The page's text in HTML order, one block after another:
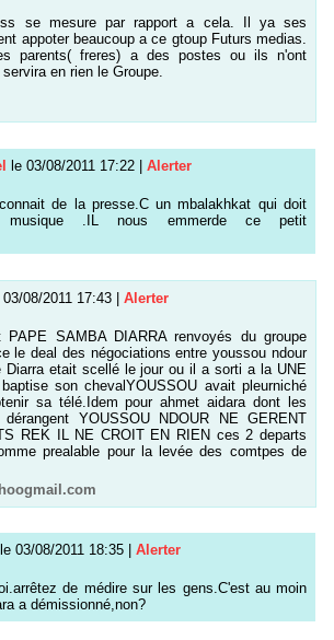
se mesure par rapport a cela. Il ya ses
appoter beaucoup a ce gtoup Futurs medias.
parents( freres) a des postes ou ils n'ont
en rien le Groupe.
le 03/08/2011 17:22 Alerter
de la presse.C un mbalakhkat qui doit
.IL nous emmerde ce petit
03/08/2011 17:43 | Alerter
PAPE SAMBA DIARRA renvoyés du groupe
le deal des négociations entre youssou ndour
Diarra etait scellé le jour ou il a sorti a la UNE
son chevalYOUSSOU avait pleurniché
sa télé.Idem pour ahmet aidara dont les
YOUSSOU NDOUR NE GERENT
REK IL NE CROIT EN RIEN ces 2 departs
prealable pour la levée des comtpes de
le 03/08/2011 18:35 Alerter
de médire sur les gens.C'est au moin
a démissionné,non?